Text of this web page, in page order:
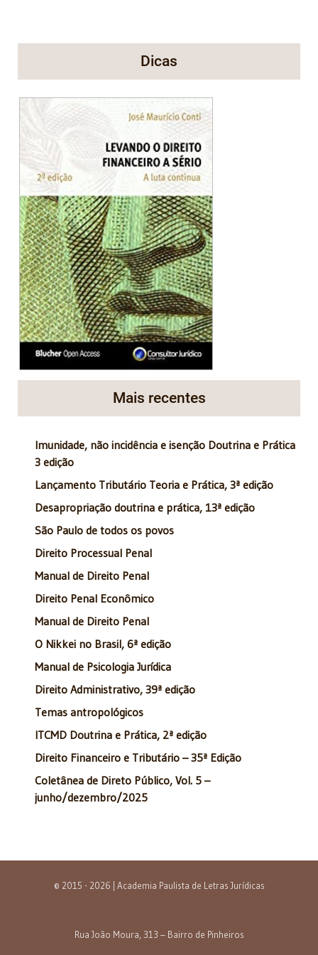
Dicas
Mais recentes
Imunidade, não incidência e isenção Doutrina e Prática
3 edição
Lançamento Tributário Teoria e Prática, 3ª edição
Desapropriação doutrina e prática, 13ª edição
São Paulo de todos os povos
Direito Processual Penal
Manual de Direito Penal
Direito Penal Econômico
Manual de Direito Penal
O Nikkei no Brasil, 6ª edição
Manual de Psicologia Jurídica
Direito Administrativo, 39ª edição
Temas antropológicos
ITCMD Doutrina e Prática, 2ª edição
Direito Financeiro e Tributário – 35ª Edição
Coletânea de Direto Público, Vol. 5 –
junho/dezembro/2025
© 2015 - 2026 | Academia Paulista de Letras Jurídicas
Rua João Moura, 313 – Bairro de Pinheiros